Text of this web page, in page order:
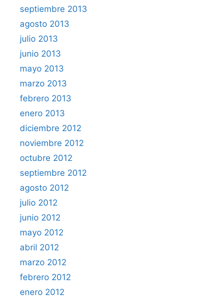
septiembre 2013
agosto 2013
julio 2013
junio 2013
mayo 2013
marzo 2013
febrero 2013
enero 2013
diciembre 2012
noviembre 2012
octubre 2012
septiembre 2012
agosto 2012
julio 2012
junio 2012
mayo 2012
abril 2012
marzo 2012
febrero 2012
enero 2012